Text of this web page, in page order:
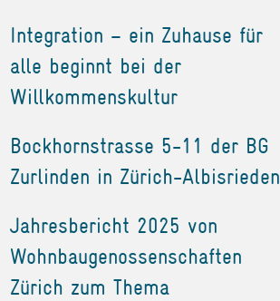
Integration – ein Zuhause für
alle beginnt bei der
Willkommenskultur
Bockhornstrasse 5-11 der BG
Zurlinden in Zürich-Albisrieden
Jahresbericht 2025 von
Wohnbaugenossenschaften
Zürich zum Thema